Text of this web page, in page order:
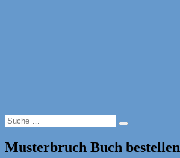
Suche
nach:
Suche
Musterbruch Buch bestellen